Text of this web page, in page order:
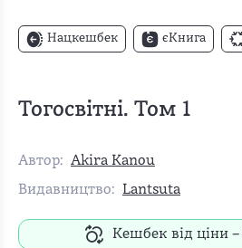
Нацкешбек єКнига
Тогосвітні. Том 1
Автор: Akira Kanou
Видавництво: Lantsuta
Кешбек від ціни –